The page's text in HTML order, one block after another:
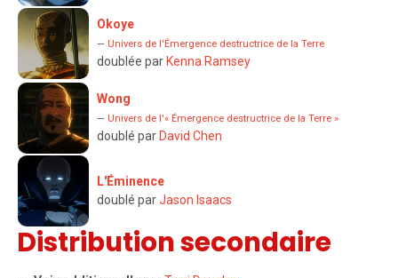
Okoye
— Univers de l'Émergence destructrice de la Terre
doublée par Kenna Ramsey
Wong
— Univers de l'« Émergence destructrice de la Terre »
doublé par David Chen
L'Éminence
doublé parJason Isaacs
Distribution secondaire